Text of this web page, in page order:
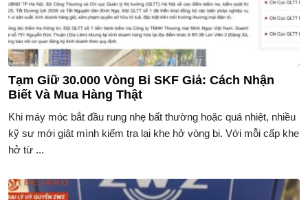
Tạm Giữ 30.000 Vòng Bi SKF Giả: Cách Nhận
Biết Và Mua Hàng Thật
Khi máy móc bắt đầu rung nhẹ bất thường hoặc quá nhiệt, nhiều
kỹ sư mới giật mình kiểm tra lại khe hở vòng bi. Với mỗi cấp khe
hở từ ...